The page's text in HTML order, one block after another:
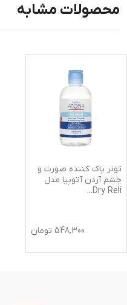
محصولات مشابه
تونر پاک کننده صورت و
چشم آردن آتوپیا مدل
Dry Reli
...
548,300 تومان